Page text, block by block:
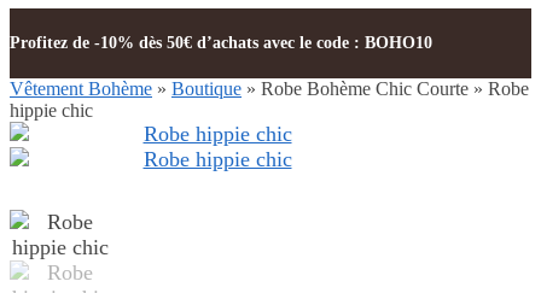
Profitez de -10% dès 50€ d’achats avec le code : BOHO10
Vêtement Bohème » Boutique » Robe Bohème Chic Courte » Robe
hippie chic